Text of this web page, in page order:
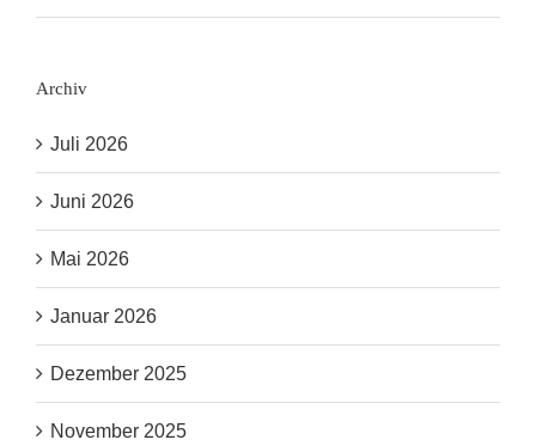
Archiv
Juli 2026
Juni 2026
Mai 2026
Januar 2026
Dezember 2025
November 2025